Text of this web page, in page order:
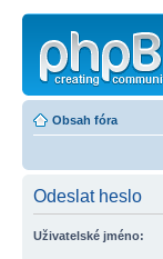
Obsah fóra
Odeslat heslo
Uživatelské jméno: